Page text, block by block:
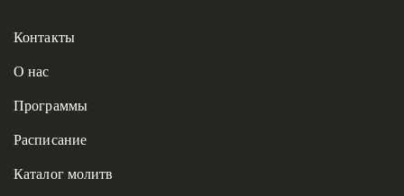
Контакты
О нас
Программы
Расписание
Каталог молитв